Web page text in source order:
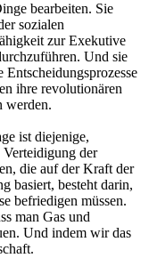
bearbeiten. Sie
sozialen
zur Exekutive
Und sie
Entscheidungsprozesse
ihre revolutionären
werden.
ist diejenige,
der
die auf der Kraft der
basiert, besteht darin,
befriedigen müssen.
man Gas und
Und indem wir das